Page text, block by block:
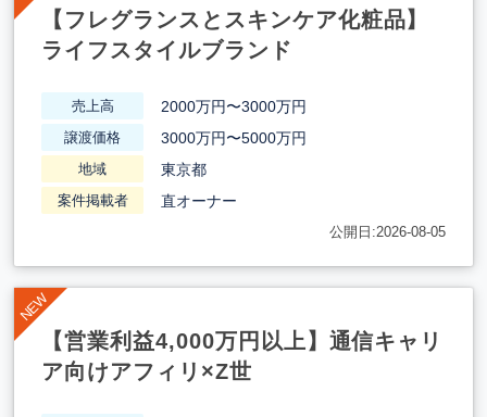
【フレグランスとスキンケア化粧品】
ライフスタイルブランド
売上高 2000万円〜3000万円
譲渡価格 3000万円〜5000万円
地域 東京都
案件掲載者 直オーナー
公開日:2026-08-05
【営業利益4,000万円以上】通信キャリ
ア向けアフィリ×Z世